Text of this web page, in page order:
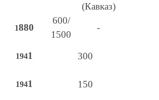
(Кавказ)
1880
600/
1500
-
1941 300
1941 150